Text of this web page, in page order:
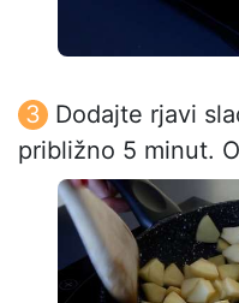
Dodajte rjavi
približno 5 minut.